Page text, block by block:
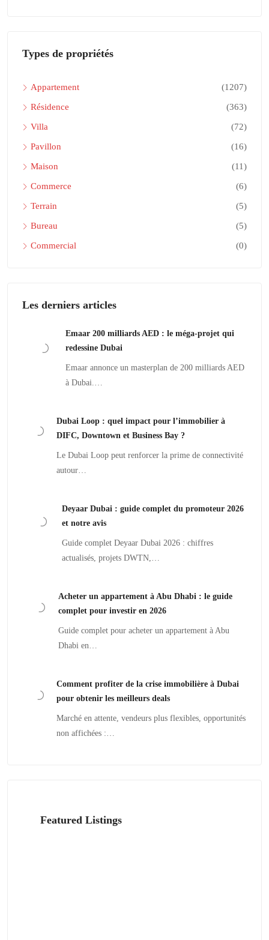
Types de propriétés
Appartement (1207)
Résidence (363)
Villa (72)
Pavillon (16)
Maison (11)
Commerce (6)
Terrain (5)
Bureau (5)
Commercial (0)
Les derniers articles
Emaar 200 milliards AED : le méga-projet qui
redessine Dubai
Emaar annonce un masterplan de 200 milliards AED
à Dubai.…
Dubai Loop : quel impact pour l’immobilier à
DIFC, Downtown et Business Bay ?
Le Dubai Loop peut renforcer la prime de connectivité
autour…
Deyaar Dubai : guide complet du promoteur 2026
et notre avis
Guide complet Deyaar Dubai 2026 : chiffres
actualisés, projets DWTN,…
Acheter un appartement à Abu Dhabi : le guide
complet pour investir en 2026
Guide complet pour acheter un appartement à Abu
Dhabi en…
Comment profiter de la crise immobilière à Dubai
pour obtenir les meilleurs deals
Marché en attente, vendeurs plus flexibles, opportunités
non affichées :…
Featured Listings